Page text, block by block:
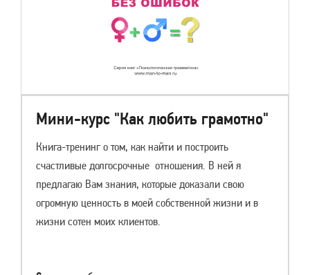
Мини-курс "Как любить грамотно"
Книга-тренинг о том, как найти и построить
счастливые долгосрочные отношения. В ней я
предлагаю Вам знания, которые доказали свою
огромную ценность в моей собственной жизни и в
жизни сотен моих клиентов.